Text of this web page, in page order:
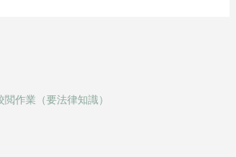
作業（要法律知識）